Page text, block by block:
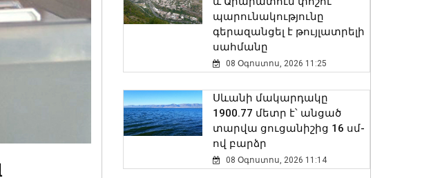
պարունակությունը
գերազանցել է թույլատրելի
սահմանը
08 Օգոստոս, 2026 11:25
Սևանի մակարդակը
1900.77 մետր է՝ անցած
տարվա ցուցանիշից 16 սմ-
ով բարձր
08 Օգոստոս, 2026 11:14